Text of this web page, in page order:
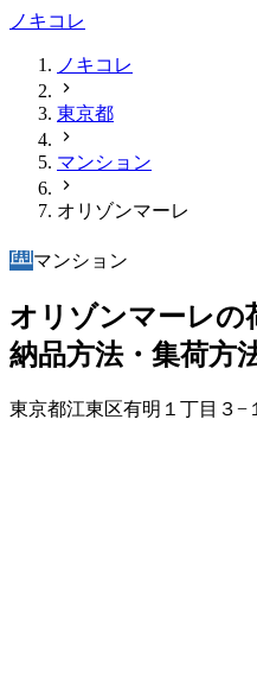
ノキコレ
ノキコレ
東京都
マンション
オリゾンマーレ
マンション
オリゾンマーレの
納品方法・集荷方
東京都江東区有明１丁目３−